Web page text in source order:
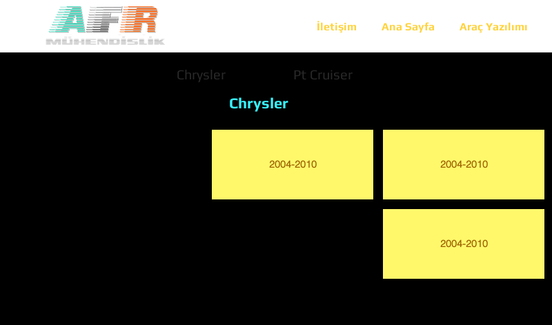
İletişim Ana Sayfa Araç Yazılımı
Chrysler Pt Cruiser
Chrysler
2004-2010 2004-2010
2004-2010